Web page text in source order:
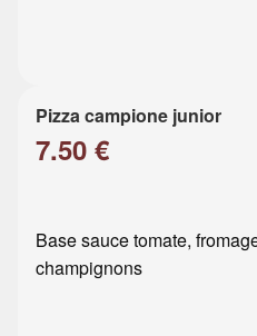
Pizza campione junior
7.50 €
Base sauce tomate,
champignons